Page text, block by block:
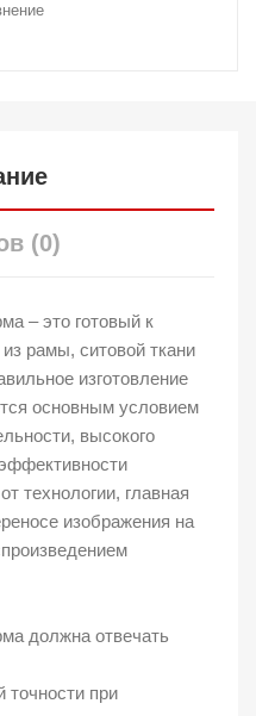
(0)
– это готовый к
рамы, ситовой ткани
изготовление
основным условием
высокого
технологии, главная
изображения на
должна отвечать
точности при